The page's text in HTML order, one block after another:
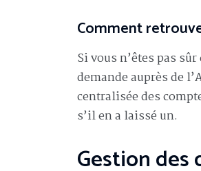
Comment
Si vous n’êtes pas
demande auprès de
centralisée des
s’il en a laissé un.
Gestion des